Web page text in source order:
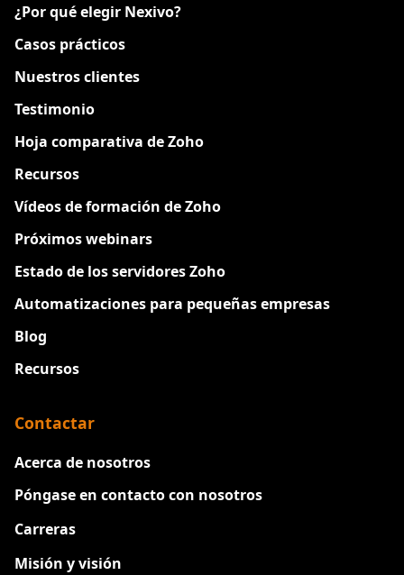
¿Por qué elegir Nexivo?
Casos prácticos
Nuestros clientes
Testimonio
Hoja comparativa de Zoho
Recursos
Vídeos de formación de Zoho
Próximos webinars
Estado de los servidores Zoho
Automatizaciones para pequeñas empresas
Blog
Recursos
Contactar
Acerca de nosotros
Póngase en contacto con nosotros
Carreras
Misión y visión